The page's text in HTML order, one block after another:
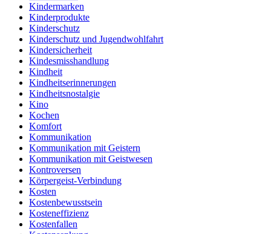
Kindermarken
Kinderprodukte
Kinderschutz
Kinderschutz und Jugendwohlfahrt
Kindersicherheit
Kindesmisshandlung
Kindheit
Kindheitserinnerungen
Kindheitsnostalgie
Kino
Kochen
Komfort
Kommunikation
Kommunikation mit Geistern
Kommunikation mit Geistwesen
Kontroversen
Körpergeist-Verbindung
Kosten
Kostenbewusstsein
Kosteneffizienz
Kostenfallen